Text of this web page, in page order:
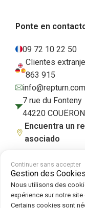
Ponte en
09 72 10 22 50
Clientes
863 915
info@repturn.com
7 rue du Fonteny
44220
Encuentra un
asociado
Condiciones generales de
Cookies|Política de
Continuer sans accepter
Gestion des Cookies
Nous utilisons des
expérience sur notre
Certains cookies sont